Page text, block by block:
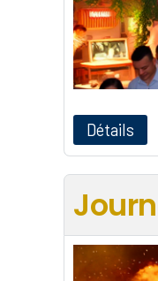
Détails